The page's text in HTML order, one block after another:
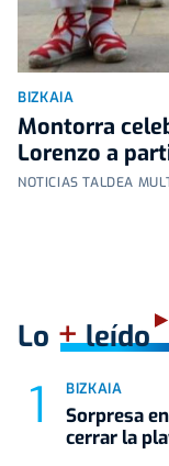
BIZKAIA
Montorra
Lorenzo a
NOTICIAS TALDEA
Lo +leído
BIZKAIA
Sorpresa
cerrar la